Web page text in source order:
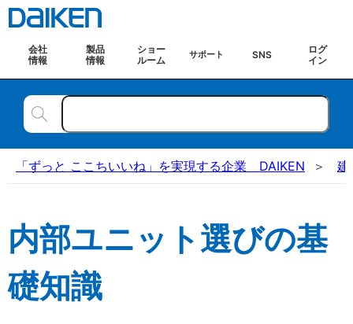
会社
情報
製品
情報
ショー
ルーム
サポート SNS
ログ
イン
「ずっと ここちいいね」を実現する企業 DAIKEN 建
内部ユニット選びの基
礎知識